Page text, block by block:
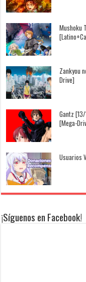
Mushoku
Zankyou
Drive]
Gantz
[Mega-
Usuarios
¡Síguenos en Facebook!